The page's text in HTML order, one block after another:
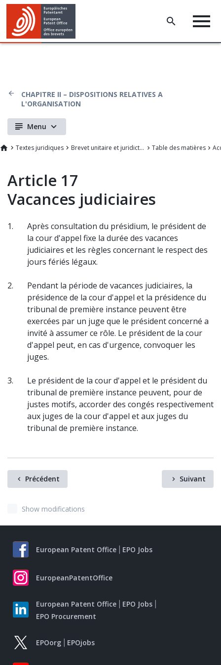
CHAPITRE II – DISPOSITIONS RELATIVES A
L'ORGANISATION
Menu
Textes juridiques Brevet unitaire et juridiction unifié Table des matières
Article 17
Vacances judiciaires
1.
Après consultation du présidium, le président de
la cour d'appel fixe la durée des vacances
judiciaires et les règles concernant le respect des
jours fériés légaux.
2.
Pendant la période de vacances judiciaires, la
présidence de la cour d'appel et la présidence du
tribunal de première instance peuvent être
exercées par un juge que le président concerné a
invité à assumer ce rôle. Le président de la cour
d'appel peut, en cas d'urgence, convoquer les
juges.
3.
Le président de la cour d'appel et le président du
tribunal de première instance peuvent, pour de
justes motifs, accorder des congés respectivement
aux juges de la cour d'appel et aux juges du
tribunal de première instance.
Précédent Suivant
Show modifications
European Patent Office EPO Jobs
EuropeanPatentOffice
European Patent Office
EPO Jobs
EPO Procurement
EPOorg EPOjobs